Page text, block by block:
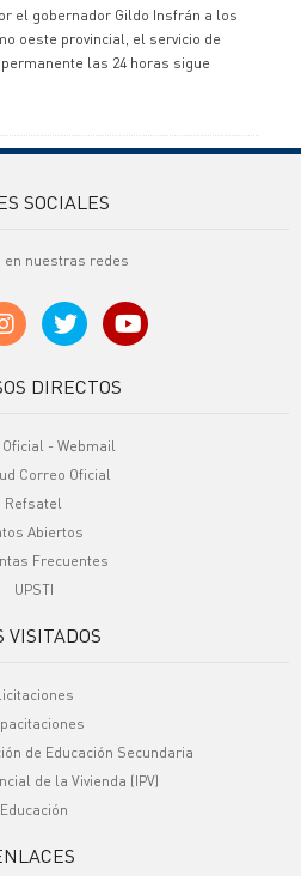
el gobernador Gildo Insfrán a los
oeste provincial, el servicio de
las 24 horas sigue
SOCIALES
en nuestras redes
DIRECTOS
- Webmail
Correo Oficial
Refsatel
Abiertos
Frecuentes
UPSTI
VISITADOS
de Educación Secundaria
de la Vivienda (IPV)
Educación